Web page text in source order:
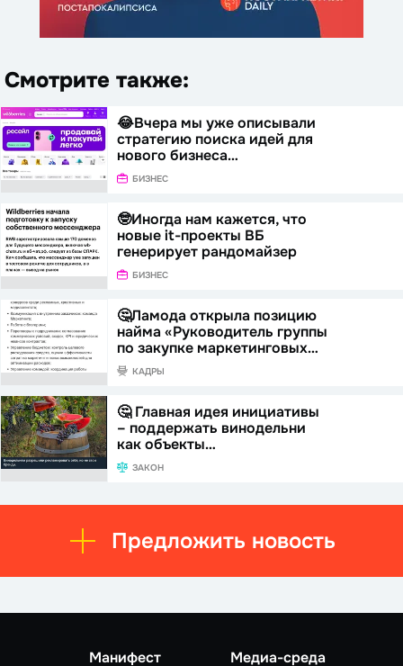
Смотрите также:
😂Вчера мы уже описывали
стратегию поиска идей для
нового бизнеса…
БИЗНЕС
🤓Иногда нам кажется, что
новые it-проекты ВБ
генерирует рандомайзер
БИЗНЕС
🤔Ламода открыла позицию
найма «Руководитель группы
по закупке маркетинговых…
КАДРЫ
🤔 Главная идея инициативы
– поддержать винодельни
как объекты…
ЗАКОН
Предложить новость
Манифест Медиа-среда